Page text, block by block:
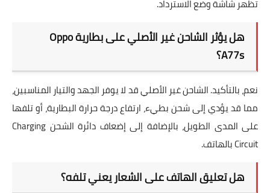
تظهر شاشة وضع الاسترداد.
هل يؤثر الشاحن غير الأصلي على بطارية Oppo
A77s؟
نعم، بالتأكيد. الشاحن غير الأصلي قد لا يوفر الجهد والتيار المناسبين،
مما قد يؤدي إلى شحن بطيء، ارتفاع درجة حرارةالبطارية، أو تلفها
على المدى الطويل، بالإضافة إلى إضعاف
دائرة الشحن Charging
Circuitبالهاتف.
هل تعليق الهاتف على الشعار يعني تلفه؟